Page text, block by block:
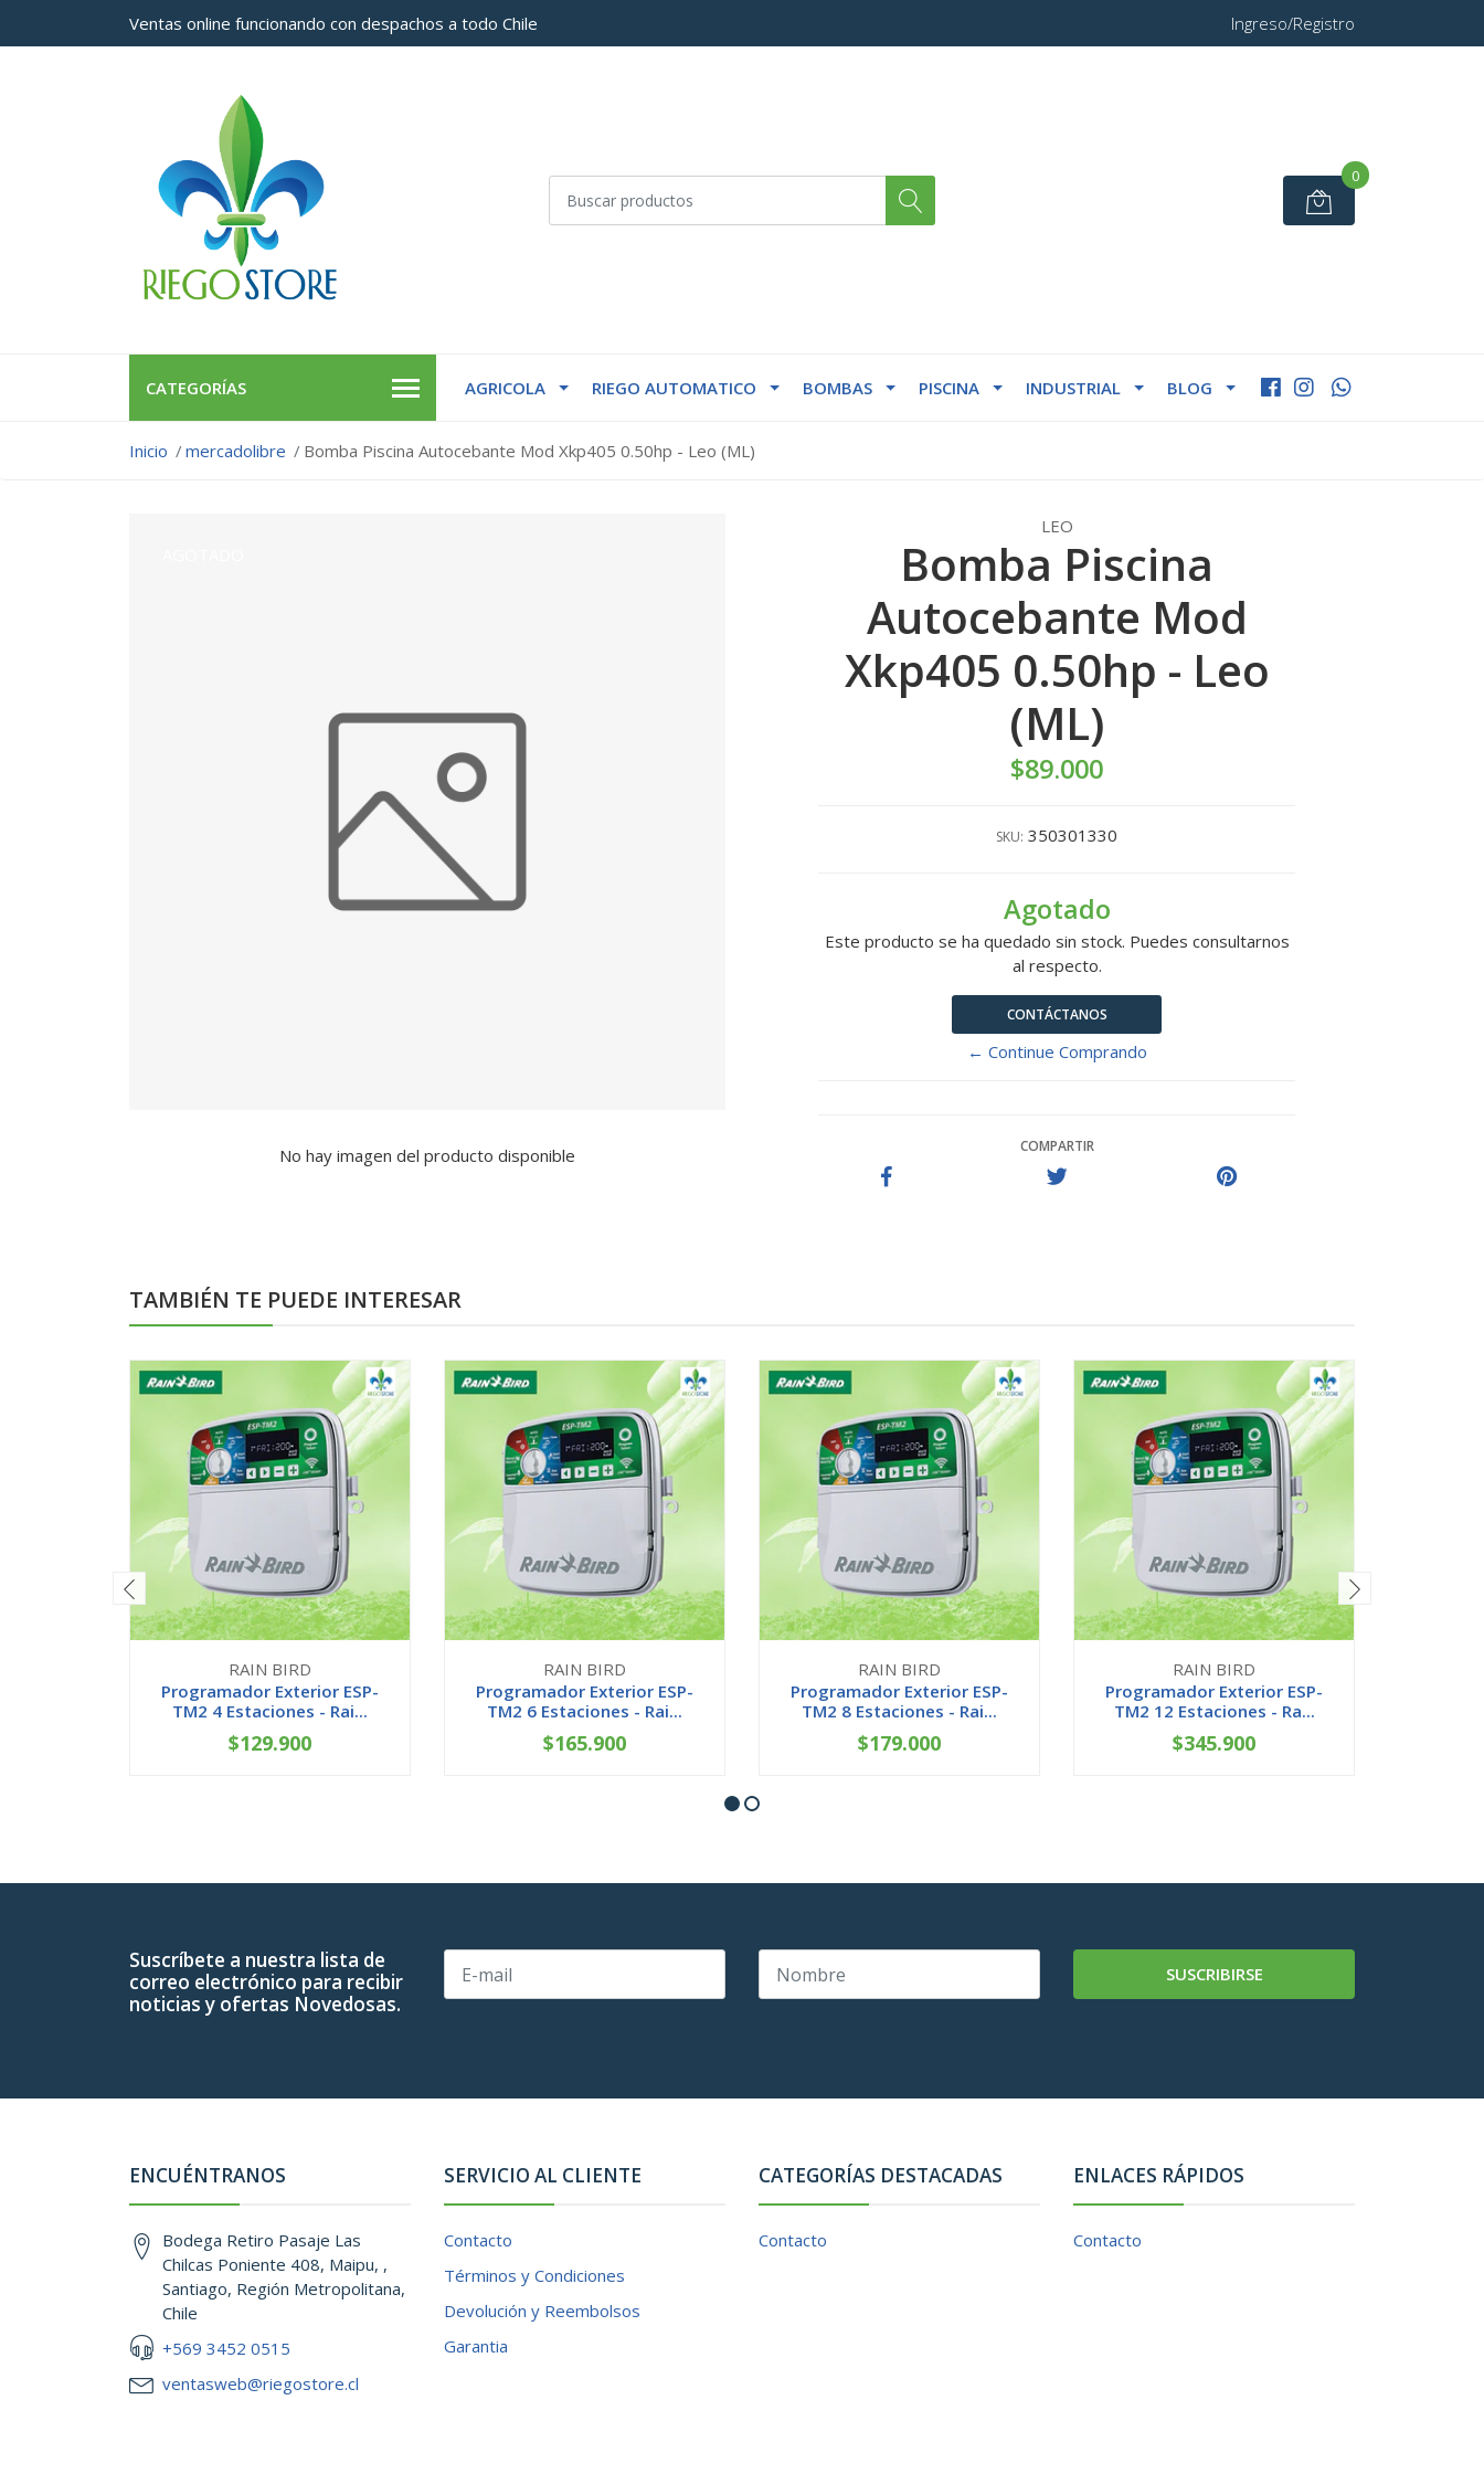
Ventas online funcionando con despachos a todo Chile Ingreso/Registro
0
CATEGORÍAS AGRICOLA RIEGO AUTOMATICO BOMBAS PISCINA INDUSTRIAL BLOG
Inicio mercadolibre Bomba Piscina Autocebante Mod Xkp405 0.50hp - Leo (ML)
No hay imagen del producto disponible
LEO
Bomba Piscina
Autocebante Mod
Xkp405 0.50hp - Leo
(ML)
$89.000
SKU: 350301330
Agotado
Este producto se ha quedado sin stock. Puedes consultarnos
al respecto.
CONTÁCTANOS
← Continue Comprando
COMPARTIR
TAMBIÉN TE PUEDE INTERESAR
RAIN BIRD
Programador Exterior ESP-
TM2 4 Estaciones - Rai...
+
$129.900
RAIN BIRD
Programador Exterior ESP-
TM2 6 Estaciones - Rai...
+
$165.900
RAIN BIRD
Programador Exterior ESP-
TM2 8 Estaciones - Rai...
+
$179.000
RAIN BIRD
Programador Exterior ESP-
TM2 12 Estaciones - Ra...
+
$345.900
Suscríbete a nuestra lista de
correo electrónico para recibir
noticias y ofertas Novedosas.
SUSCRIBIRSE
ENCUÉNTRANOS
Bodega Retiro Pasaje Las
Chilcas Poniente 408, Maipu, ,
Santiago, Región Metropolitana,
Chile
+569 3452 0515
ventasweb@riegostore.cl
SERVICIO AL CLIENTE
Contacto
Términos y Condiciones
Devolución y Reembolsos
Garantia
CATEGORÍAS DESTACADAS
Contacto
ENLACES RÁPIDOS
Contacto